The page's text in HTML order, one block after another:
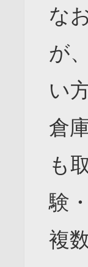
な
が
い
倉
も
験
複